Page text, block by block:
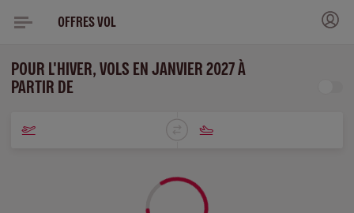
OFFRES VOL
POUR L'HIVER, VOLS EN JANVIER 2027 À
PARTIR DE